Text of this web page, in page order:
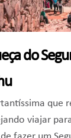
do
que
viajar